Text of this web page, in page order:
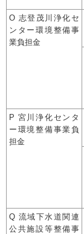
O 志登茂川浄化セ
ンター環境整備事
業負担金
P 宮川浄化センタ
ー環境整備事業負
担金
Q 流域下水道関連
公共施設等整備事